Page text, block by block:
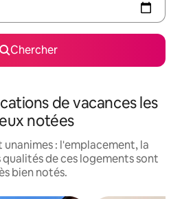
Chercher
de vacances les
notées
unanimes : l'emplacement, la
de ces logements sont
bien notés.